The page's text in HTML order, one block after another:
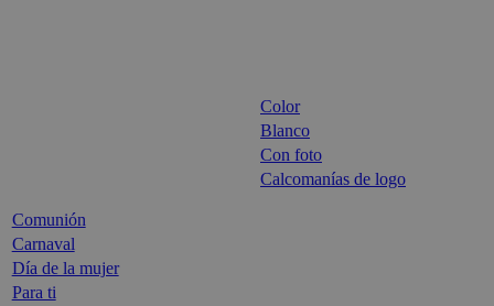
Color
Blanco
Con foto
Calcomanías de logo
Comunión
Carnaval
Día de la mujer
Para ti